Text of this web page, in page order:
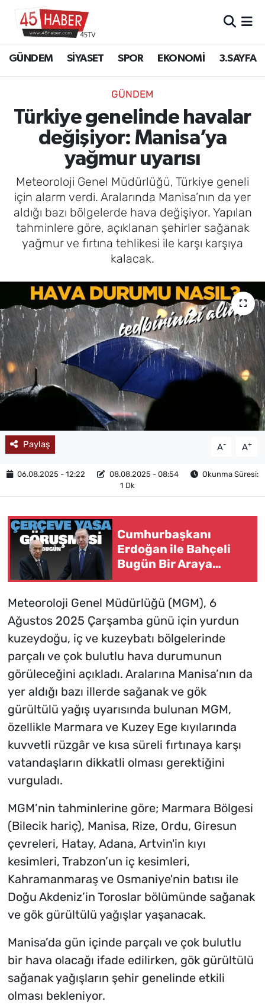
GÜNDEM SİYASET SPOR EKONOMİ 3.SAYFA
GÜNDEM
Türkiye genelinde havalar
değişiyor: Manisa’ya
yağmur uyarısı
Meteoroloji Genel Müdürlüğü, Türkiye geneli
için alarm verdi. Aralarında Manisa’nın da yer
aldığı bazı bölgelerde hava değişiyor. Yapılan
tahminlere göre, açıklanan şehirler sağanak
yağmur ve fırtına tehlikesi ile karşı karşıya
kalacak.
Paylaş A- A+
06.08.2025 - 12:22 08.08.2025 - 08:54
Okunma Süresi:
1 Dk
Cumhurbaşkanı
Erdoğan ile Bahçeli
Bugün Bir Araya
Gelecek
Meteoroloji Genel Müdürlüğü (MGM), 6
Ağustos 2025 Çarşamba günü için yurdun
kuzeydoğu, iç ve kuzeybatı bölgelerinde
parçalı ve çok bulutlu hava durumunun
görüleceğini açıkladı. Aralarına Manisa’nın da
yer aldığı bazı illerde sağanak ve gök
gürültülü yağış uyarısında bulunan MGM,
özellikle Marmara ve Kuzey Ege kıyılarında
kuvvetli rüzgâr ve kısa süreli fırtınaya karşı
vatandaşların dikkatli olması gerektiğini
vurguladı.
MGM’nin tahminlerine göre; Marmara Bölgesi
(Bilecik hariç), Manisa, Rize, Ordu, Giresun
çevreleri, Hatay, Adana, Artvin'in kıyı
kesimleri, Trabzon’un iç kesimleri,
Kahramanmaraş ve Osmaniye'nin batısı ile
Doğu Akdeniz’in Toroslar bölümünde sağanak
ve gök gürültülü yağışlar yaşanacak.
Manisa’da gün içinde parçalı ve çok bulutlu
bir hava olacağı ifade edilirken, gök gürültülü
sağanak yağışların şehir genelinde etkili
olması bekleniyor.
SİYASET
SPOR
EKONOMİ
3.SAYFA
EĞİTİM
SAĞLIK
MAGAZİN
Manisa Hava Durumu
Manisa Namaz Vakitleri
Manisa Trafik Yoğunluk Haritası
Süper Lig Puan Durumu ve Fikstür
Tüm Manşetler
Son Dakika Haberleri